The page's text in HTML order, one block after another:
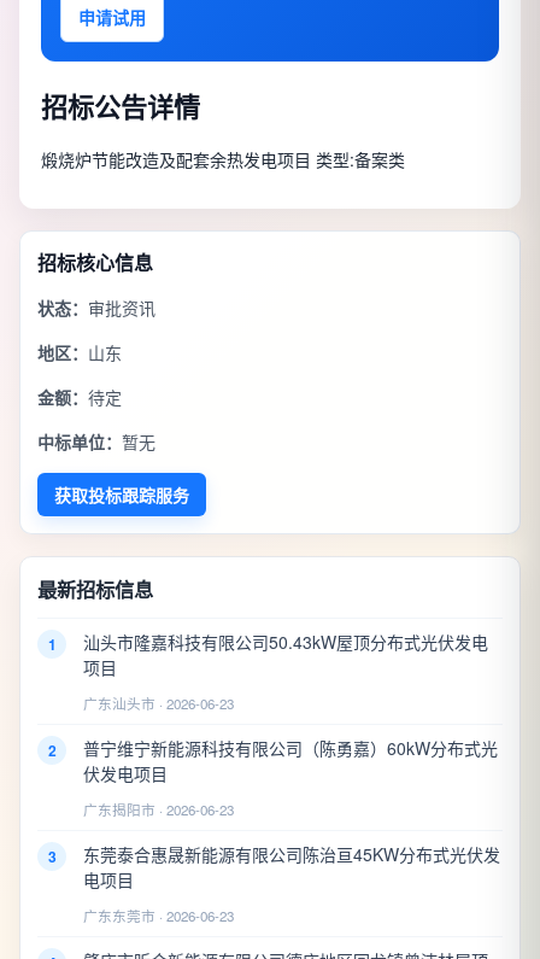
申请试用
招标公告详情
煅烧炉节能改造及配套余热发电项目 类型:备案类
招标核心信息
状态： 审批资讯
地区： 山东
金额： 待定
中标单位： 暂无
获取投标跟踪服务
最新招标信息
1
汕头市隆嘉科技有限公司50.43kW屋顶分布式光伏发电
项目
广东汕头市 · 2026-06-23
2
普宁维宁新能源科技有限公司（陈勇嘉）60kW分布式光
伏发电项目
广东揭阳市 · 2026-06-23
3
东莞泰合惠晟新能源有限公司陈治亘45KW分布式光伏发
电项目
广东东莞市 · 2026-06-23